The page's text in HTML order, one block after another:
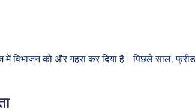
में विभाजन को और गहरा कर दिया है। पिछले साल,